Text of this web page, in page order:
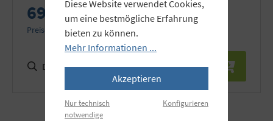
69,90 €
Preise inkl. MwSt. zzgl. Versandkosten
Details
Diese Website verwendet Cookies,
um eine bestmögliche Erfahrung
bieten zu können.
Mehr Informationen ...
Akzeptieren
Nur technisch
notwendige
Konfigurieren